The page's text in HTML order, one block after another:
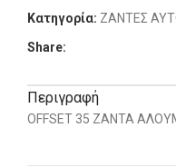
Κατηγορία: ΖΑΝΤΕΣ
Share:
Περιγραφή
OFFSET 35 ΖΑΝΤΑ